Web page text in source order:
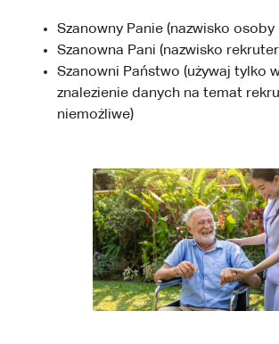
Szanowny Panie (nazwisko
Szanowna Pani (nazwisko
Szanowni Państwo (używaj tylko
znalezienie danych na temat
niemożliwe)